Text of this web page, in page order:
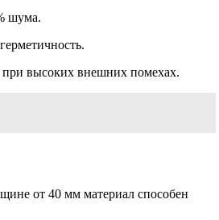
шума.
при высоких внешних помехах.
от 40 мм материал способен